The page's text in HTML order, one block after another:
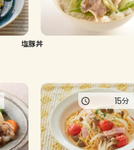
塩豚丼
15分